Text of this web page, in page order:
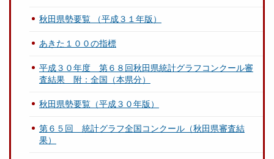
秋田県勢要覧 （平成３１年版）
あきた１００の指標
平成３０年度 第６８回秋田県統計グラフコンクール審
査結果 附：全国（本県分）
秋田県勢要覧（平成３０年版）
第６５回 統計グラフ全国コンクール（秋田県審査結
果）